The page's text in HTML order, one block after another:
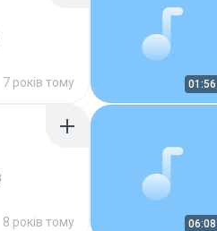
7 років тому 01:56
8 років тому 06:08